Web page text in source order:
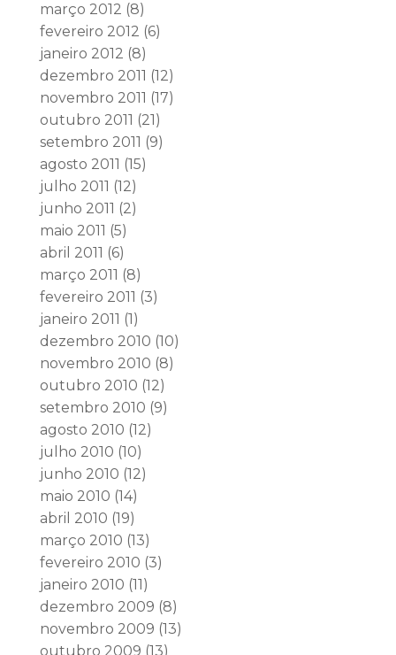
março 2012 (8)
fevereiro 2012 (6)
janeiro 2012 (8)
dezembro 2011 (12)
novembro 2011 (17)
outubro 2011 (21)
setembro 2011 (9)
agosto 2011 (15)
julho 2011 (12)
junho 2011 (2)
maio 2011 (5)
abril 2011 (6)
março 2011 (8)
fevereiro 2011 (3)
janeiro 2011 (1)
dezembro 2010 (10)
novembro 2010 (8)
outubro 2010 (12)
setembro 2010 (9)
agosto 2010 (12)
julho 2010 (10)
junho 2010 (12)
maio 2010 (14)
abril 2010 (19)
março 2010 (13)
fevereiro 2010 (3)
janeiro 2010 (11)
dezembro 2009 (8)
novembro 2009 (13)
outubro 2009 (13)